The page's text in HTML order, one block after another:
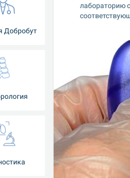
Добробут
лабораторию с